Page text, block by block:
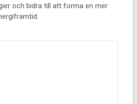
och bidra till att forma en mer